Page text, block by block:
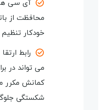
آی سی
محافظت از
خودکار تنظیم می
رابط ارتقا
می تواند در
کمانش مکرر
شکستگی